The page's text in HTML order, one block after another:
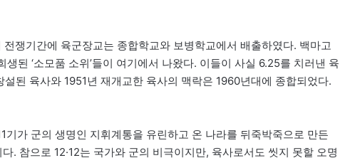
쟁기간에 육군장교는 종합학교와 보병학교에서 배출하였다. 백마고
된 ‘소모품 소위’들이 여기에서 나왔다. 이들이 사실 6.25를 치러낸 육
된 육사와 1951년 재개교한 육사의 맥락은 1960년대에 종합되었다.
가 군의 생명인 지휘계통을 유린하고 온 나라를 뒤죽박죽으로 만든
. 참으로 12·12는 국가와 군의 비극이지만, 육사로서도 씻지 못할 오명